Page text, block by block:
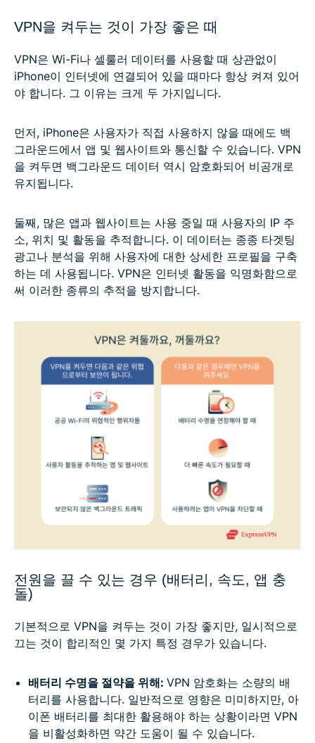
VPN을 켜두는 것이 가장 좋은 때
VPN은 Wi-Fi나 셀룰러 데이터를 사용할 때 상관없이
iPhone이 인터넷에 연결되어 있을 때마다 항상 켜져 있어
야 합니다. 그 이유는 크게 두 가지입니다.
먼저, iPhone은 사용자가 직접 사용하지 않을 때에도 백
그라운드에서 앱 및 웹사이트와 통신할 수 있습니다. VPN
을 켜두면 백그라운드 데이터 역시 암호화되어 비공개로
유지됩니다.
둘째, 많은 앱과 웹사이트는 사용 중일 때 사용자의 IP 주
소, 위치 및 활동을 추적합니다. 이 데이터는 종종 타겟팅
광고나 분석을 위해 사용자에 대한 상세한 프로필을 구축
하는 데 사용됩니다. VPN은 인터넷 활동을 익명화함으로
써 이러한 종류의 추적을 방지합니다.
전원을 끌 수 있는 경우 (배터리, 속도, 앱 충
돌)
기본적으로 VPN을 켜두는 것이 가장 좋지만, 일시적으로
끄는 것이 합리적인 몇 가지 특정 경우가 있습니다.
배터리 수명을 절약을 위해: VPN 암호화는 소량의 배
터리를 사용합니다. 일반적으로 영향은 미미하지만, 아
이폰 배터리를 최대한 활용해야 하는 상황이라면 VPN
을 비활성화하면 약간 도움이 될 수 있습니다.